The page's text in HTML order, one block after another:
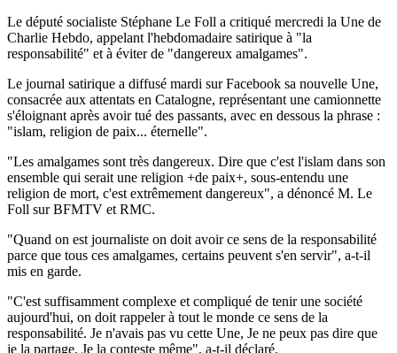
Le député socialiste Stéphane Le Foll a critiqué mercredi la Une de
Charlie Hebdo, appelant l'hebdomadaire satirique à "la
responsabilité" et à éviter de "dangereux amalgames".
Le journal satirique a diffusé mardi sur Facebook sa nouvelle Une,
consacrée aux attentats en Catalogne, représentant une camionnette
s'éloignant après avoir tué des passants, avec en dessous la phrase :
"islam, religion de paix... éternelle".
"Les amalgames sont très dangereux. Dire que c'est l'islam dans son
ensemble qui serait une religion +de paix+, sous-entendu une
religion de mort, c'est extrêmement dangereux", a dénoncé M. Le
Foll sur BFMTV et RMC.
"Quand on est journaliste on doit avoir ce sens de la responsabilité
parce que tous ces amalgames, certains peuvent s'en servir", a-t-il
mis en garde.
"C'est suffisamment complexe et compliqué de tenir une société
aujourd'hui, on doit rappeler à tout le monde ce sens de la
responsabilité. Je n'avais pas vu cette Une, Je ne peux pas dire que
je la partage. Je la conteste même", a-t-il déclaré.